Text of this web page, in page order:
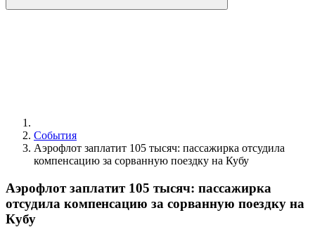
События
Аэрофлот заплатит 105 тысяч: пассажирка отсудила
компенсацию за сорванную поездку на Кубу
Аэрофлот заплатит 105 тысяч: пассажирка
отсудила компенсацию за сорванную поездку на
Кубу